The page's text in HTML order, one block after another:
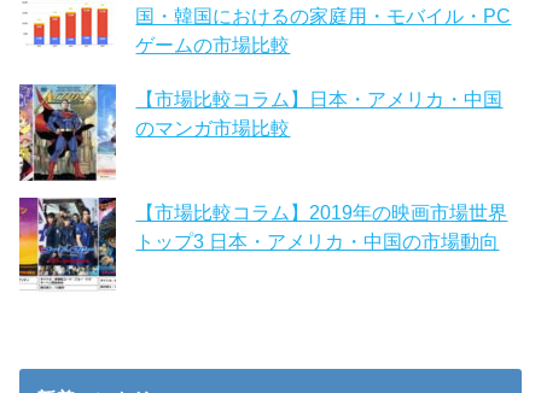
国・韓国におけるの家庭用・モバイル・PC
ゲームの市場比較
【市場比較コラム】日本・アメリカ・中国
のマンガ市場比較
【市場比較コラム】2019年の映画市場世界
トップ3 日本・アメリカ・中国の市場動向